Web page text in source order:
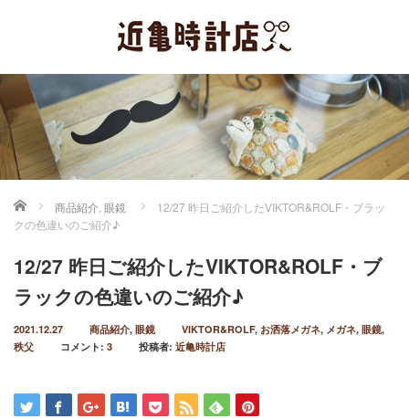
ホーム 商品紹介 眼鏡
12/27 昨日ご紹介したVIKTOR&ROLF・ブラッ
クの色違いのご紹介♪
12/27 昨日ご紹介したVIKTOR&ROLF・ブ
ラックの色違いのご紹介♪
2021.12.27 商品紹介, 眼鏡 VIKTOR&ROLF, お洒落メガネ, メガネ, 眼鏡,
秩父
コメント: 3 投稿者: 近亀時計店